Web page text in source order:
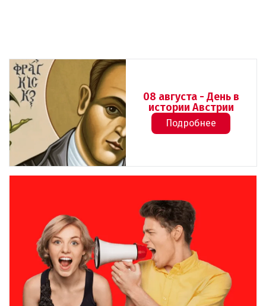
08 августа - День в
истории Австрии
Подробнее